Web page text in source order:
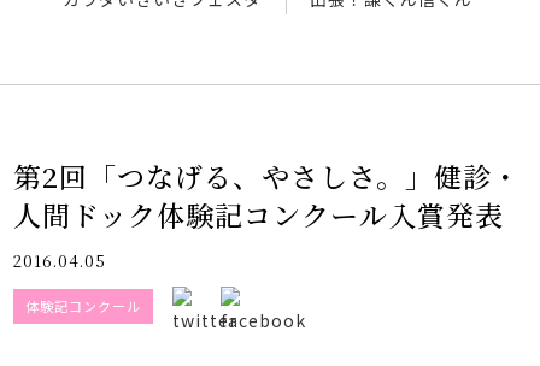
IIDA Well-being Park Project.
第2回「つなげる、やさしさ。」健診・
人間ドック体験記コンクール入賞発表
2016.04.05
体験記コンクール